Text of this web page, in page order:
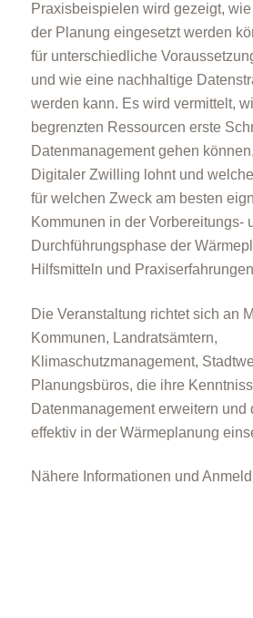
Praxisbeispielen wird gezeigt,
der Planung eingesetzt werden
für unterschiedliche
und wie eine nachhaltige
werden kann. Es wird vermittelt,
begrenzten Ressourcen erste
Datenmanagement gehen
Digitaler Zwilling lohnt und
für welchen Zweck am besten
Kommunen in der Vorbereitungs-
Durchführungsphase der
Hilfsmitteln und
Die Veranstaltung richtet sich an
Kommunen, Landratsämtern,
Klimaschutzmanagement,
Planungsbüros, die ihre
Datenmanagement erweitern und
effektiv in der Wärmeplanung
Nähere Informationen und